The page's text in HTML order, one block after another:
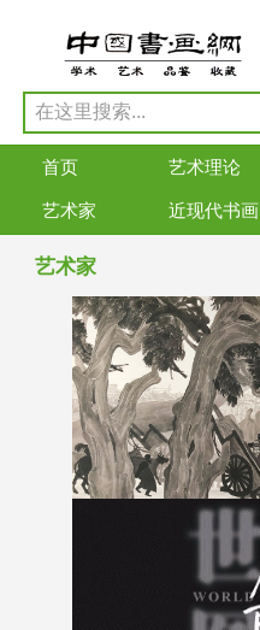
首页 艺术理论
艺术家 近现代书画
艺术家